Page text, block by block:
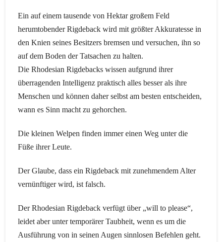
Ein auf einem tausende von Hektar großem Feld
herumtobender Rigdeback wird mit größter Akkuratesse in
den Knien seines Besitzers bremsen und versuchen, ihn so
auf dem Boden der Tatsachen zu halten.
Die Rhodesian Rigdebacks wissen aufgrund ihrer
überragenden Intelligenz praktisch alles besser als ihre
Menschen und können daher selbst am besten entscheiden,
wann es Sinn macht zu gehorchen.
Die kleinen Welpen finden immer einen Weg unter die
Füße ihrer Leute.
Der Glaube, dass ein Rigdeback mit zunehmendem Alter
vernünftiger wird, ist falsch.
Der Rhodesian Rigdeback verfügt über „will to please“,
leidet aber unter temporärer Taubheit, wenn es um die
Ausführung von in seinen Augen sinnlosen Befehlen geht.